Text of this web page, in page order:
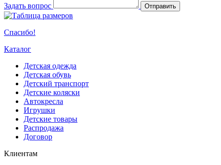
Задать вопрос Отправить
Спасибо!
Каталог
Детская одежда
Детская обувь
Детский транспорт
Детские коляски
Автокресла
Игрушки
Детские товары
Распродажа
Договор
Клиентам